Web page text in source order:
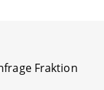
Fraktion